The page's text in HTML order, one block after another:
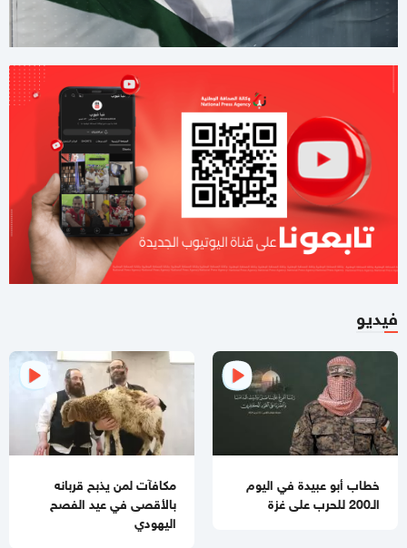
11:44 صباحا
صحيفة تكشف تفاصيل جديدة من ملامح اتفاق غزة
11:12 صباحا
هآرتس تكشف.. نتنياهو يوفد ديرمر إلى واشنطن لتخفيف التوتر مع
الإدارة الأميركية حول غزة
ملف طبي ناقص وإصابات موثقة.. التماس للسماح لطبيب مستقل
بفحص حسام أبو صفية
04:35 مساءاً
مصادر صحفية تكشف تفاصيل الرسائل المتبادلة بين "حماس"
وملادينوف
03:48 مساءاً
02:39 مساءاً
مقتل جنديبن إسرائيليين وإصابة 7 آخرين بعضهم بجراح خطيرة
فيديو
خطاب أبو عبيدة في اليوم
الـ200 للحرب على غزة
مكافآت لمن يذبح قربانه
بالأقصى في عيد الفصح
اليهودي